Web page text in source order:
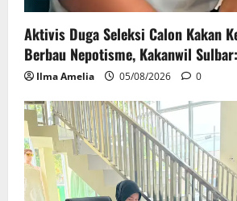
Aktivis Duga Seleksi Calon Kakan
Berbau Nepotisme, Kakanwil
Ilma Amelia 05/08/2026 0